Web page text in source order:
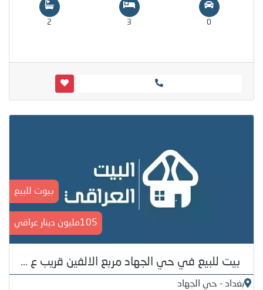
0
3
2
بيوت للبيع
105مليون دينار عراقي
بيت للبيع في حي الجهاد مربع الالفين قريب ع ...
بغداد - حي الجهاد